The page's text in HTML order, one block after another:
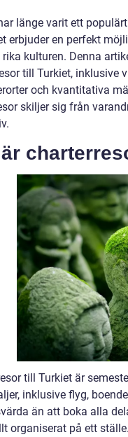
länge varit ett
erbjuder en perfekt
rika kulturen. Denna
till Turkiet, inklusive
och kvantitativa
skiljer sig från
till Turkiet är
inklusive flyg,
än att boka alla
organiserat på ett